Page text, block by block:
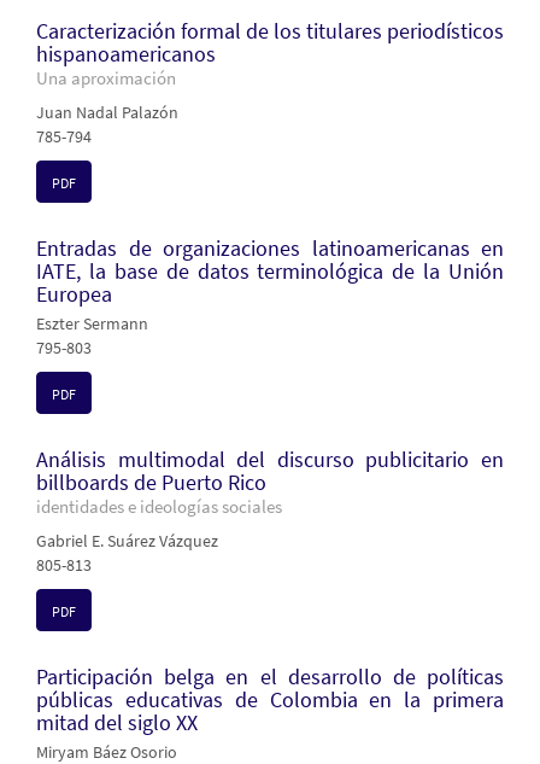
Caracterización formal de los titulares periodísticos
hispanoamericanos
Una aproximación
Juan Nadal Palazón
785-794
PDF
Entradas de organizaciones latinoamericanas en
IATE, la base de datos terminológica de la Unión
Europea
Eszter Sermann
795-803
PDF
Análisis multimodal del discurso publicitario en
billboards de Puerto Rico
identidades e ideologías sociales
Gabriel E. Suárez Vázquez
805-813
PDF
Participación belga en el desarrollo de políticas
públicas educativas de Colombia en la primera
mitad del siglo XX
Miryam Báez Osorio